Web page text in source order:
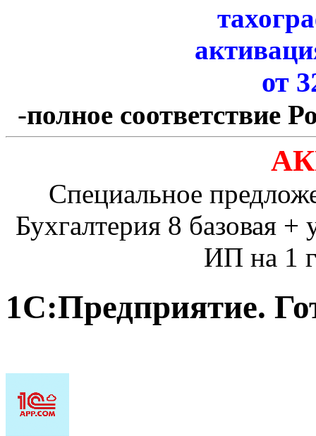
от
-полное соответствие
Специальное
Бухгалтерия 8 базовая
ИП на 1
1С:Предприятие.